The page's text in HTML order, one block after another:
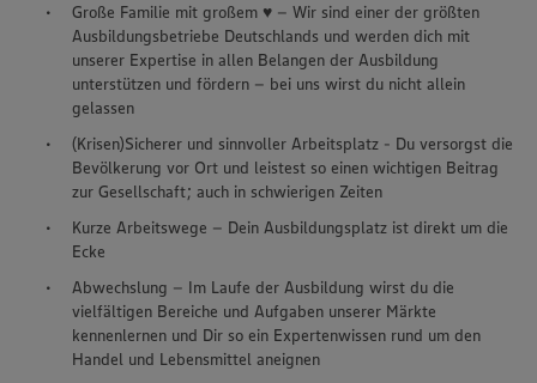
Große Familie mit großem ♥ – Wir sind einer der größten
Ausbildungsbetriebe Deutschlands und werden dich mit
unserer Expertise in allen Belangen der Ausbildung
unterstützen und fördern – bei uns wirst du nicht allein
gelassen
(Krisen)Sicherer und sinnvoller Arbeitsplatz - Du versorgst die
Bevölkerung vor Ort und leistest so einen wichtigen Beitrag
zur Gesellschaft; auch in schwierigen Zeiten
Kurze Arbeitswege – Dein Ausbildungsplatz ist direkt um die
Ecke
Abwechslung – Im Laufe der Ausbildung wirst du die
vielfältigen Bereiche und Aufgaben unserer Märkte
kennenlernen und Dir so ein Expertenwissen rund um den
Handel und Lebensmittel aneignen